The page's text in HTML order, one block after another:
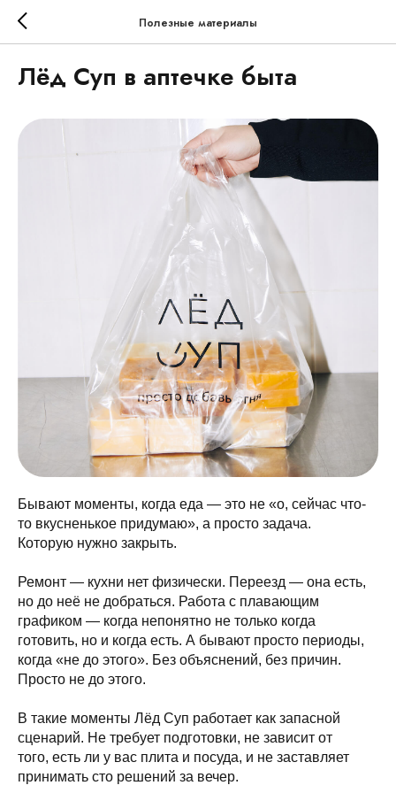
Полезные материалы
Лёд Суп в аптечке быта
Бывают моменты, когда еда — это не «о, сейчас что-
то вкусненькое придумаю», а просто задача.
Которую нужно закрыть.
Ремонт — кухни нет физически. Переезд — она есть,
но до неё не добраться. Работа с плавающим
графиком — когда непонятно не только когда
готовить, но и когда есть. А бывают просто периоды,
когда «не до этого». Без объяснений, без причин.
Просто не до этого.
В такие моменты Лёд Суп работает как запасной
сценарий. Не требует подготовки, не зависит от
того, есть ли у вас плита и посуда, и не заставляет
принимать сто решений за вечер.